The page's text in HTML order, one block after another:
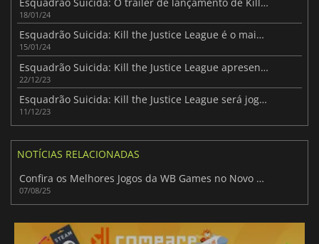
18/01/24
Esquadrão Suicida: Kill the Justice League é o maior jogo do estúdio
15/01/24
Esquadrão Suicida: Kill the Justice League apresenta surpresas inesperadas
22/12/23
Esquadrão Suicida: Kill the Justice League será jogável offline
11/12/23
NOTÍCIAS RELACIONADAS
Confira os Melhores Jogos da WB Games no Novo Pacote Humble!
07/08/25